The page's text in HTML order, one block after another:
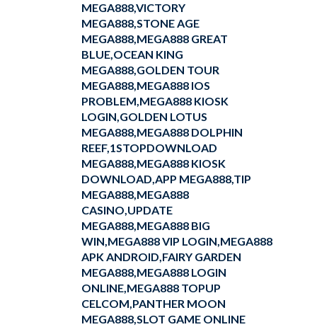
MEGA888,VICTORY
MEGA888,STONE AGE
MEGA888,MEGA888 GREAT
BLUE,OCEAN KING
MEGA888,GOLDEN TOUR
MEGA888,MEGA888 IOS
PROBLEM,MEGA888 KIOSK
LOGIN,GOLDEN LOTUS
MEGA888,MEGA888 DOLPHIN
REEF,1STOPDOWNLOAD
MEGA888,MEGA888 KIOSK
DOWNLOAD,APP MEGA888,TIP
MEGA888,MEGA888
CASINO,UPDATE
MEGA888,MEGA888 BIG
WIN,MEGA888 VIP LOGIN,MEGA888
APK ANDROID,FAIRY GARDEN
MEGA888,MEGA888 LOGIN
ONLINE,MEGA888 TOPUP
CELCOM,PANTHER MOON
MEGA888,SLOT GAME ONLINE